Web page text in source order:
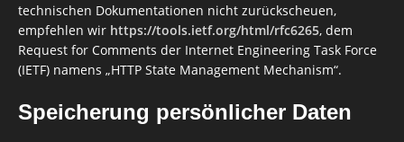
technischen Dokumentationen nicht zurückscheuen,
empfehlen wir https://tools.ietf.org/html/rfc6265, dem
Request for Comments der Internet Engineering Task Force
(IETF) namens „HTTP State Management Mechanism“.
Speicherung persönlicher Daten